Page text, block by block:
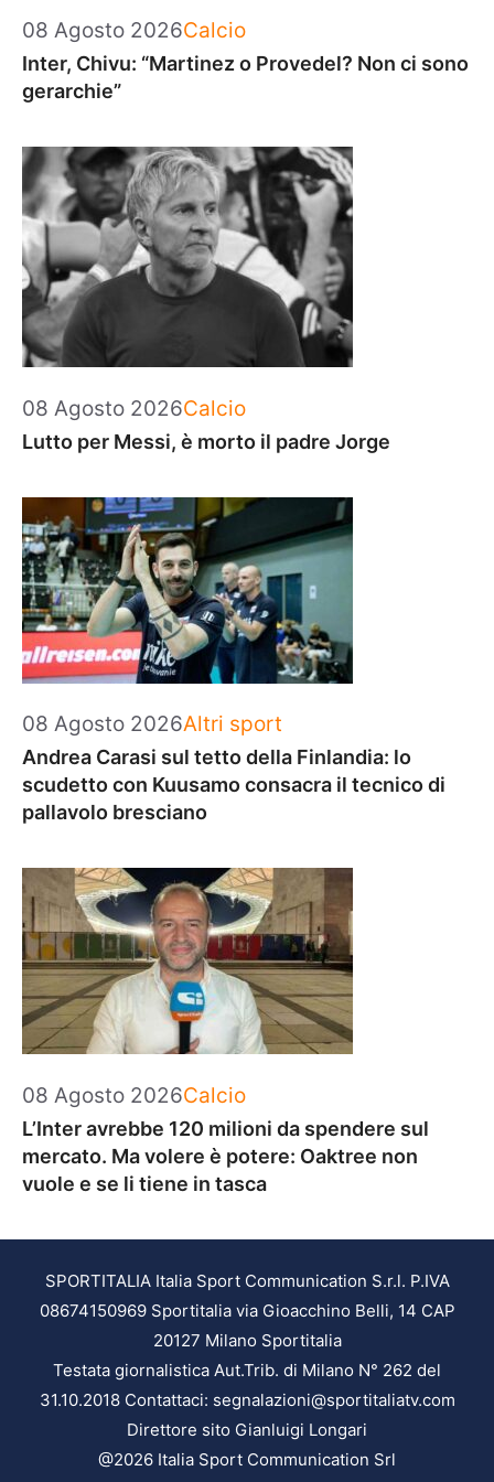
08 Agosto 2026Categorie
Calcio
Inter, Chivu: “Martinez o Provedel? Non ci sono
gerarchie”
08 Agosto 2026Categorie
Calcio
Lutto per Messi, è morto il padre Jorge
08 Agosto 2026Categorie
Altri sport
Andrea Carasi sul tetto della Finlandia: lo
scudetto con Kuusamo consacra il tecnico di
pallavolo bresciano
08 Agosto 2026Categorie
Calcio
L’Inter avrebbe 120 milioni da spendere sul
mercato. Ma volere è potere: Oaktree non
vuole e se li tiene in tasca
SPORTITALIA Italia Sport Communication S.r.l. P.IVA
08674150969 Sportitalia via Gioacchino Belli, 14 CAP
20127 Milano Sportitalia
Testata giornalistica Aut.Trib. di Milano N° 262 del
31.10.2018 Contattaci: segnalazioni@sportitaliatv.com
Direttore sito Gianluigi Longari
@2026 Italia Sport Communication Srl